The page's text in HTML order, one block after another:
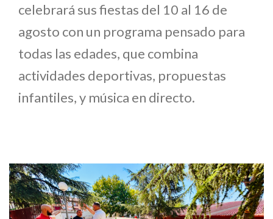
celebrará sus fiestas del 10 al 16 de
agosto con un programa pensado para
todas las edades, que combina
actividades deportivas, propuestas
infantiles, y música en directo.